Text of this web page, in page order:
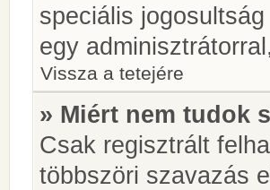
speciális
egy
Vissza a tetejére
» Miért nem tudok
Csak regisztrált
többszöri szavazás